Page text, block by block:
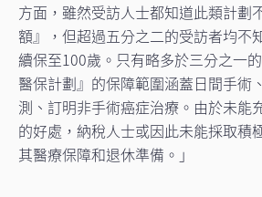
方面，雖然受訪人士都知道此類計劃
額』，但超過五分之二的受訪者均不
續保至100歲。只有略多於三分之一
醫保計劃』的保障範圍涵蓋日間手術
測、訂明非手術癌症治療。由於未能
的好處，納稅人士或因此未能採取積
其醫療保障和退休準備。」